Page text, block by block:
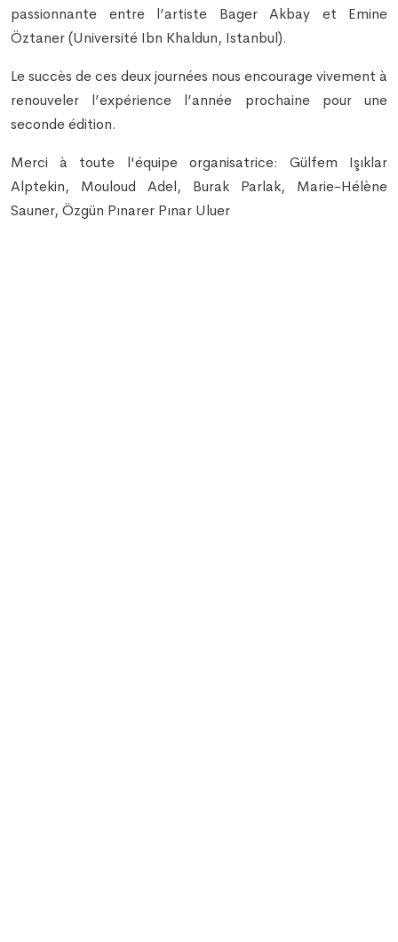
passionnante entre l’artiste Bager Akbay et Emine
Öztaner (Université Ibn Khaldun, Istanbul).
Le succès de ces deux journées nous encourage vivement à
renouveler l’expérience l’année prochaine pour une
seconde édition.
Merci à toute l'équipe organisatrice: Gülfem Işıklar
Alptekin, Mouloud Adel, Burak Parlak, Marie-Hélène
Sauner, Özgün Pınarer Pınar Uluer